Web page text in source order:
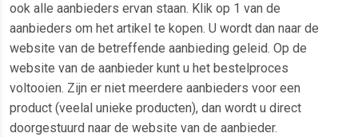
ook alle aanbieders ervan staan. Klik op 1 van de
aanbieders om het artikel te kopen. U wordt dan naar de
website van de betreffende aanbieding geleid. Op de
website van de aanbieder kunt u het bestelproces
voltooien. Zijn er niet meerdere aanbieders voor een
product (veelal unieke producten), dan wordt u direct
doorgestuurd naar de website van de aanbieder.